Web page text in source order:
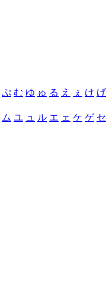
ぷ む ゆ ゅ る え ぇ け げ
ム ユ ュ ル エ ェ ケ ゲ セ